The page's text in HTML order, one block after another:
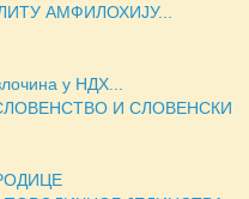
АМФИЛОХИЈУ...
у НДХ...
И СЛОВЕНСКИ